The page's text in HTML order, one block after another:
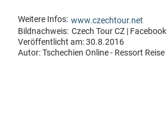
Weitere Infos: www.czechtour.net
Bildnachweis: Czech Tour CZ | Facebook
Veröffentlicht am: 30.8.2016
Autor:Tschechien Online - Ressort Reise